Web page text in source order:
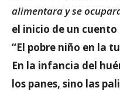
alimentara y se
el inicio de un
“El pobre niño en la
En la infancia del
los panes, sino las